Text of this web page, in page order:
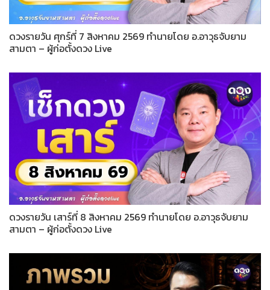
ดวงรายวัน ศุกร์ที่ 7 สิงหาคม 2569 ทำนายโดย อ.อาวุธจับยาม
สามตา – ผู้ก่อตั้งดวง Live
ดวงรายวัน เสาร์ที่ 8 สิงหาคม 2569 ทำนายโดย อ.อาวุธจับยาม
สามตา – ผู้ก่อตั้งดวง Live